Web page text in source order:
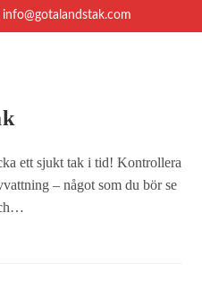
info@gotalandstak.com
ett sjukt tak i tid! Kontrollera
– något som du bör se